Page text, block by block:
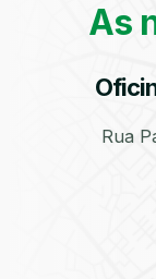
As
Rua
Bate-